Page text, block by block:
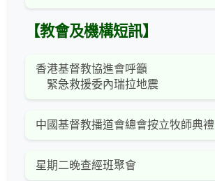
【教會及機構短訊】
香港基督教協進會呼籲
緊急救援委內瑞拉地震
中國基督教播道會總會按立牧師典禮
星期二晚查經班聚會